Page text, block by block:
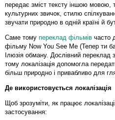
передає зміст тексту іншою мовою,
культурних звичок, стилю
звучати природно в одній країні й
Саме тому переклад фільмів часто
фільму Now You See Me (Тепер ти
Ілюзія обману. Дослівний
тому локалізація допомогла
більш природно і привабливо для
Де використовується локалізація
Щоб зрозуміти, як працює
застосування: